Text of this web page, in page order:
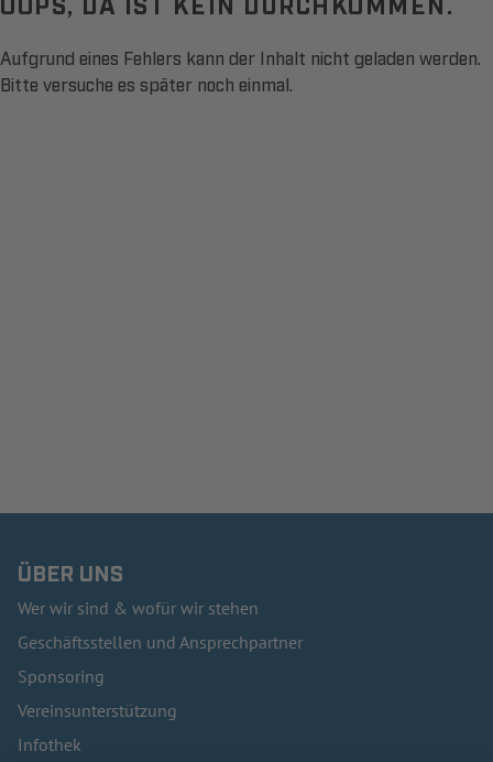
Aufgrund eines Fehlers kann der Inhalt nicht geladen werden.
Bitte versuche es später noch einmal.
ÜBER UNS
Wer wir sind & wofür wir stehen
Geschäftsstellen und Ansprechpartner
Sponsoring
Vereinsunterstützung
Infothek